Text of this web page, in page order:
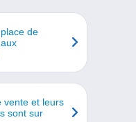
de
vente et leurs
sont sur